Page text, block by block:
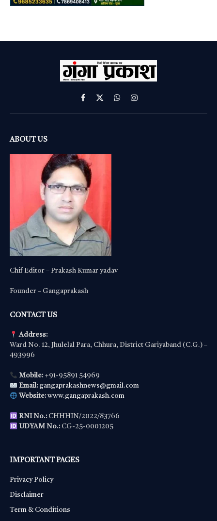
Facebook
X
(Twitter)
WhatsAppInstagram
ABOUT US
Chif Editor – Prakash Kumar yadav
Founder – Gangaprakash
CONTACT US
Address:
Ward No. 12, Jhulelal Para, Chhura, District Gariyaband (C.G.) –
493996
Mobile:+91-95891 54969
Email: gangaprakashnews@gmail.com
Website: www.gangaprakash.com
RNI No.:CHHHIN/2022/83766
UDYAM No.:CG-25-0001205
IMPORTANT PAGES
Privacy Policy
Disclaimer
Term & Conditions